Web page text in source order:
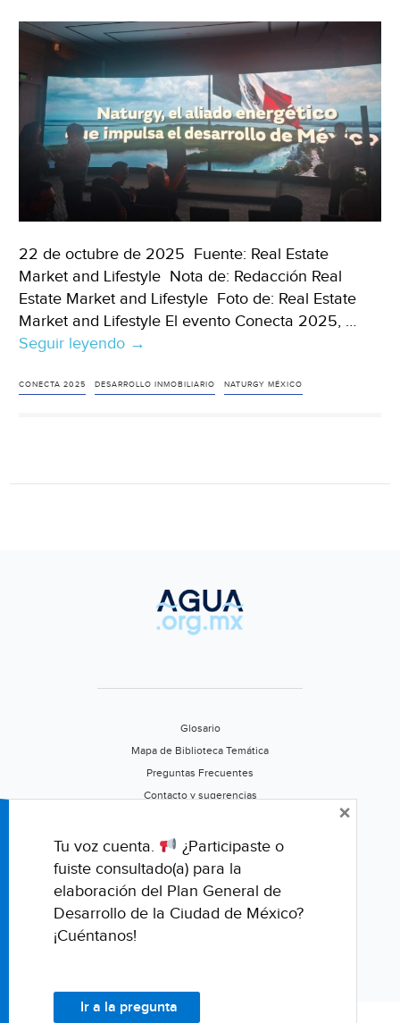
22 de octubre de 2025 Fuente: Real Estate
Market and Lifestyle Nota de: Redacción Real
Estate Market and Lifestyle Foto de: Real Estate
Market and Lifestyle El evento Conecta 2025, …
Seguir leyendo México
Energía,
inmobiliario
(Real
Estate
→
CONECTA 2025 DESARROLLO INMOBILIARIO NATURGY MÉXICO
Glosario
Mapa de Biblioteca Temática
Preguntas Frecuentes
Contacto y sugerencias
Califica este portal
Tu voz cuenta.
¿Participaste o
fuiste consultado(a) para la
elaboración del Plan General de
Desarrollo de la Ciudad de México?
¡Cuéntanos!
Ir a la pregunta
×